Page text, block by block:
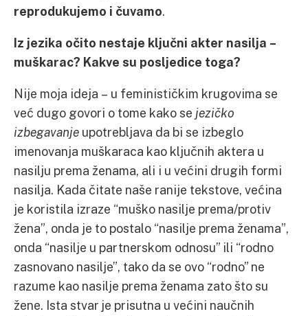
reprodukujemo i čuvamo.
Iz jezika očito nestaje ključni akter nasilja –
muškarac? Kakve su posljedice toga?
Nije moja ideja – u feminističkim krugovima se
već dugo govori o tome kako se jezičko
izbegavanje upotrebljava da bi se izbeglo
imenovanja muškaraca kao ključnih aktera u
nasilju prema ženama, ali i u većini drugih formi
nasilja. Kada čitate naše ranije tekstove, većina
je koristila izraze “muško nasilje prema/protiv
žena”, onda je to postalo “nasilje prema ženama”,
onda “nasilje u partnerskom odnosu” ili “rodno
zasnovano nasilje”, tako da se ovo “rodno” ne
razume kao nasilje prema ženama zato što su
žene. Ista stvar je prisutna u većini naučnih